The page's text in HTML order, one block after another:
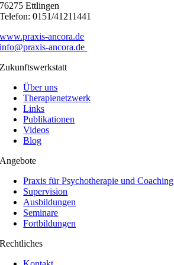
76275 Ettlingen
Telefon: 0151/41211441
www.praxis-ancora.de
info@praxis-ancora.de
Zukunftswerkstatt
Über uns
Therapienetzwerk
Links
Publikationen
Videos
Blog
Angebote
Praxis für Psychotherapie und Coaching
Supervision
Ausbildungen
Seminare
Fortbildungen
Rechtliches